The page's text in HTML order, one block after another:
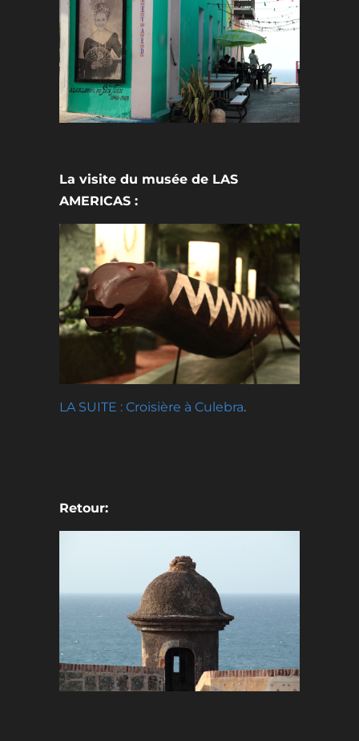
La visite du musée de LAS
AMERICAS :
LA SUITE : Croisière à Culebra.
Retour: